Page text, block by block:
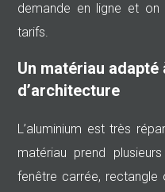
demande en ligne et
tarifs.
Un matériau adapté
d’architecture
L’aluminium est très
matériau prend
fenêtre carrée, rectangle